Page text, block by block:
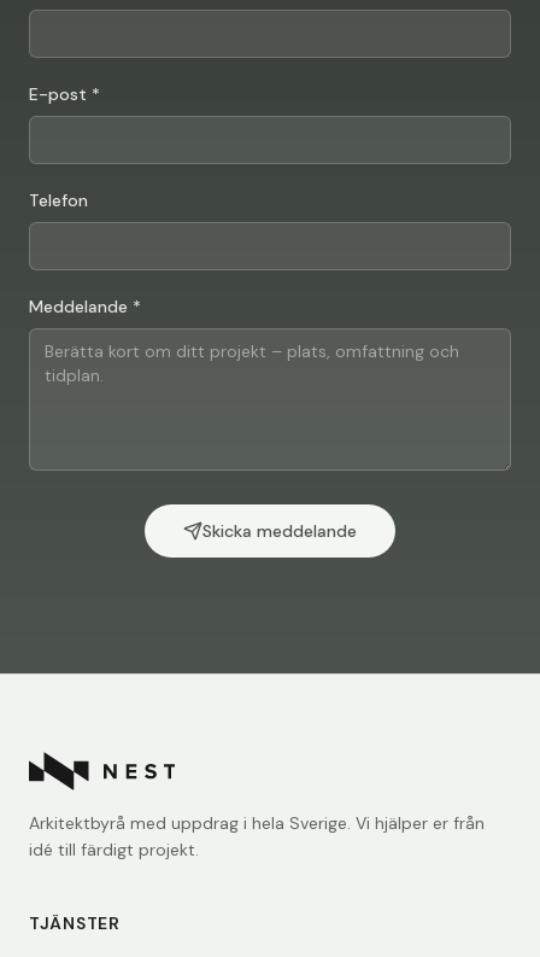
E-post *
Telefon
Meddelande *
Skicka meddelande
Arkitektbyrå med uppdrag i hela Sverige. Vi hjälper er från
idé till färdigt projekt.
TJÄNSTER